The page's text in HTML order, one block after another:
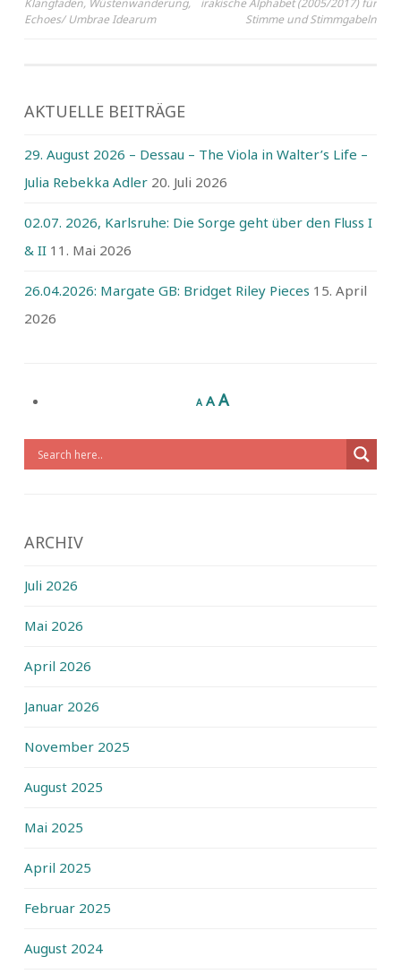
Klangfaden, Wüstenwanderung,
Echoes/ Umbrae Idearum
irakische Alphabet (2005/2017) für
Stimme und Stimmgabeln
AKTUELLE BEITRÄGE
29. August 2026 – Dessau – The Viola in Walter’s Life –
Julia Rebekka Adler 20. Juli 2026
02.07. 2026, Karlsruhe: Die Sorge geht über den Fluss I
& II 11. Mai 2026
26.04.2026: Margate GB: Bridget Riley Pieces 15. April
2026
A A A
ARCHIV
Juli 2026
Mai 2026
April 2026
Januar 2026
November 2025
August 2025
Mai 2025
April 2025
Februar 2025
August 2024